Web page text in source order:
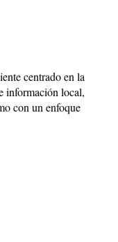
centrado en la
información local,
con un enfoque